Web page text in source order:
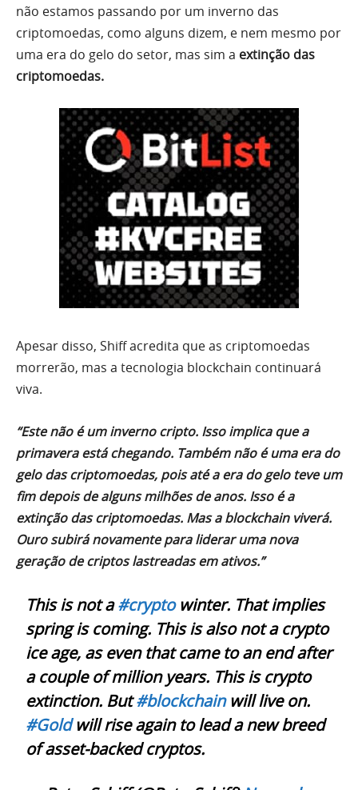
não estamos passando por um inverno das
criptomoedas, como alguns dizem, e nem mesmo por
uma era do gelo do setor, mas sim a extinção das
criptomoedas.
Apesar disso, Shiff acredita que as criptomoedas
morrerão, mas a tecnologia blockchain continuará
viva.
“Este não é um inverno cripto. Isso implica que a
primavera está chegando. Também não é uma era do
gelo das criptomoedas, pois até a era do gelo teve um
fim depois de alguns milhões de anos. Isso é a
extinção das criptomoedas. Mas ablockchainviverá.
Ourosubirá novamente para liderar uma nova
geração de criptos lastreadas em ativos.”
This is not a#cryptowinter. That implies
spring is coming. This is also not a crypto
ice age, as even that came to an end after
a couple of million years. This is crypto
extinction. But#blockchainwill live on.
#Goldwill rise again to lead a new breed
of asset-backed cryptos.